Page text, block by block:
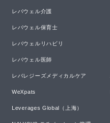
レバウェル介護
レバウェル保育士
レバウェルリハビリ
レバウェル医師
レバレジーズメディカルケア
WeXpats
Leverages Global（上海）